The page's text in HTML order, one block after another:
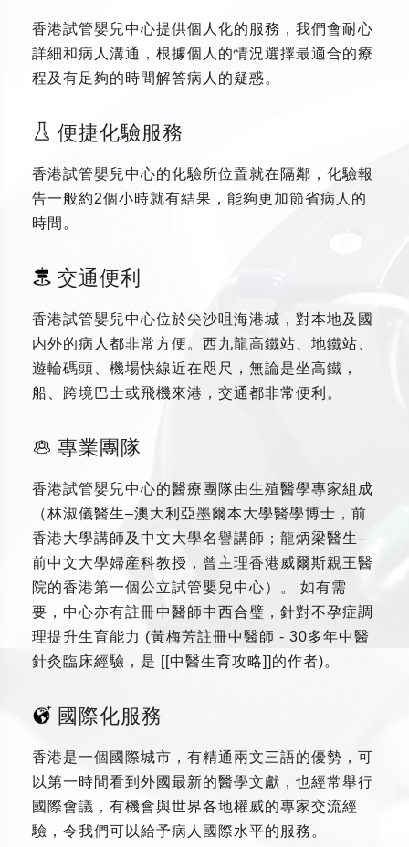
香港試管嬰兒中心提供個人化的服務，我們會耐心
詳細和病人溝通，根據個人的情況選擇最適合的療
程及有足夠的時間解答病人的疑惑。
便捷化驗服務
香港試管嬰兒中心的化驗所位置就在隔鄰，化驗報
告一般約2個小時就有結果，能夠更加節省病人的
時間。
交通便利
香港試管嬰兒中心位於尖沙咀海港城，對本地及國
内外的病人都非常方便。西九龍高鐵站、地鐵站、
遊輪碼頭、機場快線近在咫尺，無論是坐高鐵，
船、跨境巴士或飛機來港，交通都非常便利。
專業團隊
香港試管嬰兒中心的醫療團隊由生殖醫學專家組成
（林淑儀醫生–澳大利亞墨爾本大學醫學博士，前
香港大學講師及中文大學名譽講師；龍炳梁醫生–
前中文大學婦産科教授，曾主理香港威爾斯親王醫
院的香港第一個公立試管嬰兒中心）。 如有需
要，中心亦有註冊中醫師中西合璧，針對不孕症調
理提升生育能力 (黃梅芳註冊中醫師 - 30多年中醫
針灸臨床經驗，是 [[中醫生育攻略]]的作者)。
國際化服務
香港是一個國際城市，有精通兩文三語的優勢，可
以第一時間看到外國最新的醫學文獻，也經常舉行
國際會議，有機會與世界各地權威的專家交流經
驗，令我們可以給予病人國際水平的服務。